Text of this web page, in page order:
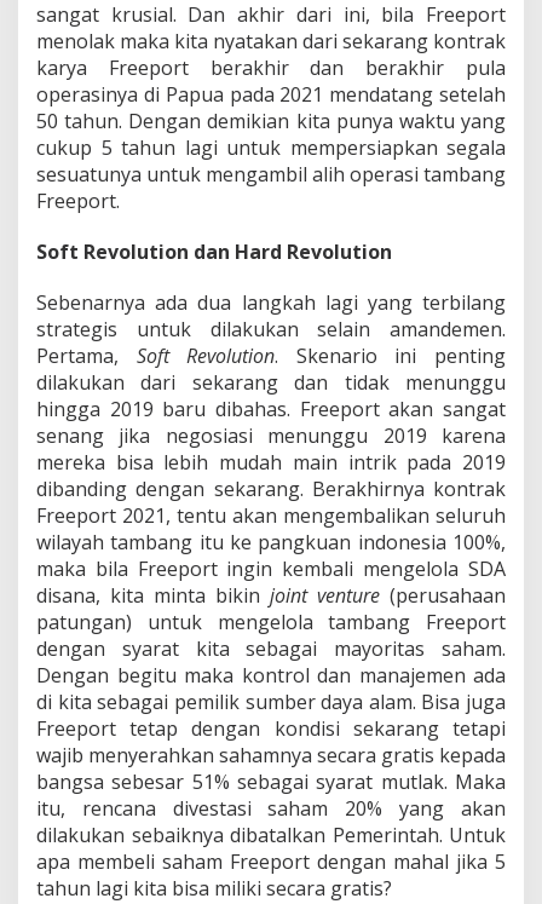
sangat krusial. Dan akhir dari ini, bila Freeport
menolak maka kita nyatakan dari sekarang kontrak
karya Freeport berakhir dan berakhir pula
operasinya di Papua pada 2021 mendatang setelah
50 tahun. Dengan demikian kita punya waktu yang
cukup 5 tahun lagi untuk mempersiapkan segala
sesuatunya untuk mengambil alih operasi tambang
Freeport.
Soft Revolution dan Hard Revolution
Sebenarnya ada dua langkah lagi yang terbilang
strategis untuk dilakukan selain amandemen.
Pertama, Soft Revolution. Skenario ini penting
dilakukan dari sekarang dan tidak menunggu
hingga 2019 baru dibahas. Freeport akan sangat
senang jika negosiasi menunggu 2019 karena
mereka bisa lebih mudah main intrik pada 2019
dibanding dengan sekarang. Berakhirnya kontrak
Freeport 2021, tentu akan mengembalikan seluruh
wilayah tambang itu ke pangkuan indonesia 100%,
maka bila Freeport ingin kembali mengelola SDA
disana, kita minta bikin joint venture (perusahaan
patungan) untuk mengelola tambang Freeport
dengan syarat kita sebagai mayoritas saham.
Dengan begitu maka kontrol dan manajemen ada
di kita sebagai pemilik sumber daya alam. Bisa juga
Freeport tetap dengan kondisi sekarang tetapi
wajib menyerahkan sahamnya secara gratis kepada
bangsa sebesar 51% sebagai syarat mutlak. Maka
itu, rencana divestasi saham 20% yang akan
dilakukan sebaiknya dibatalkan Pemerintah. Untuk
apa membeli saham Freeport dengan mahal jika 5
tahun lagi kita bisa miliki secara gratis?